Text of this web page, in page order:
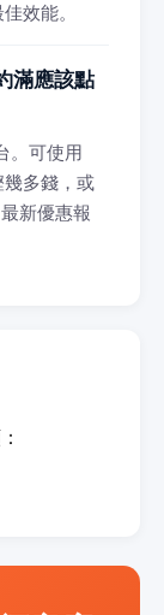
效能。
滿應該點
。可使用
多錢，或
新優惠報